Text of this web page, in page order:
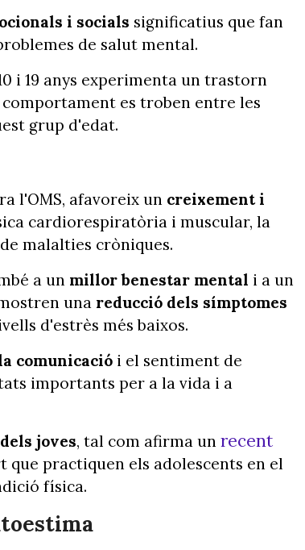
i socials significatius que fan
de salut mental.
i 19 anys experimenta un trastorn
es troben entre les
grup d'edat.
l'OMS, afavoreix un creixement i
cardiorespiratòria i muscular, la
malalties cròniques.
a un millor benestar mental i a un
una reducció dels símptomes
d'estrès més baixos.
comunicació i el sentiment de
importants per a la vida i a
joves, tal com afirma un recent
que practiquen els adolescents en el
física.